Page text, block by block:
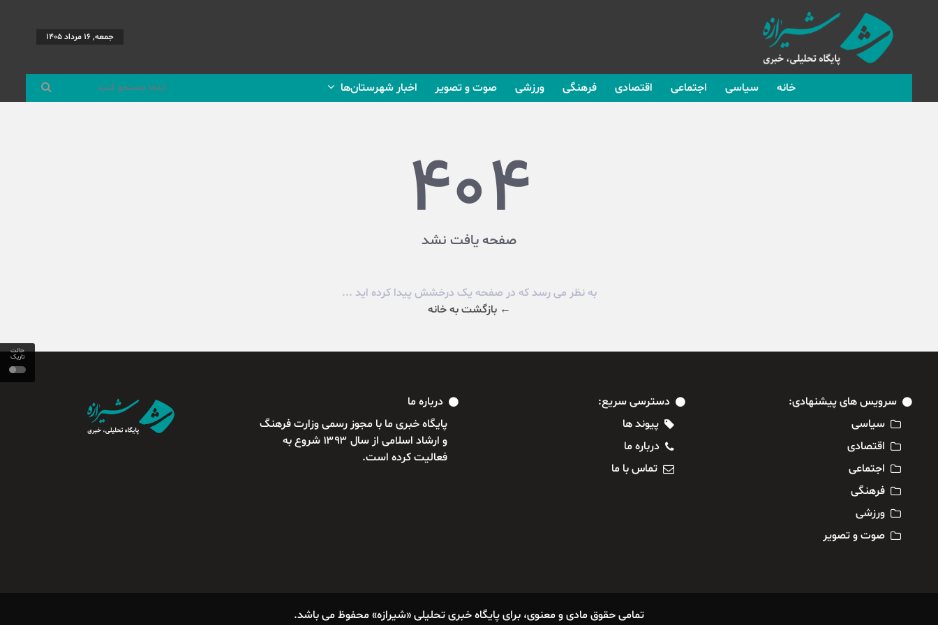
حالت
تاریک
جمعه, 16 مرداد 1405
خانه سیاسی اجتماعی اقتصادی فرهنگی ورزشی صوت و تصویر اخبار شهرستان‌ها
404
صفحه یافت نشد
به نظر می رسد که در صفحه یک درخشش پیدا کرده اید ...
← بازگشت به خانه
سرویس های پیشنهادی:
سیاسی
اقتصادی
اجتماعی
فرهنگی
ورزشی
صوت و تصویر
دسترسی سریع:
پیوند ها
درباره ما
تماس با ما
درباره ما
پایگاه خبری ما با مجوز رسمی وزارت فرهنگ
و ارشاد اسلامی از سال ۱۳۹۳ شروع به
فعالیت کرده است.
تمامی حقوق مادی و معنوی، برای پایگاه خبری تحلیلی «شیرازه» محفوظ می باشد.